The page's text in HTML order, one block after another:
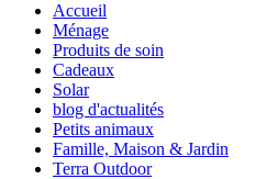
Accueil
Ménage
Produits de soin
Cadeaux
Solar
blog d'actualités
Petits animaux
Famille, Maison & Jardin
Terra Outdoor